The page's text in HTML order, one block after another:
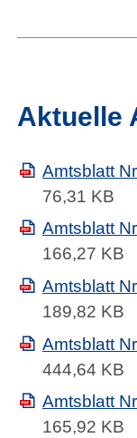
Aktuelle
Amtsblatt
76,31 KB
Amtsblatt
166,27 KB
Amtsblatt
189,82 KB
Amtsblatt
444,64 KB
Amtsblatt
165,92 KB